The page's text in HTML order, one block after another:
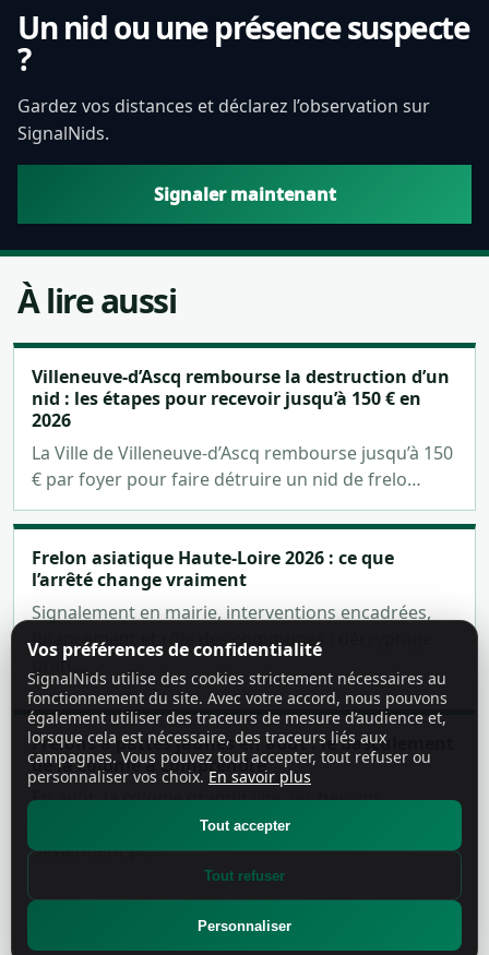
Un nid ou une présence suspecte
?
Gardez vos distances et déclarez l’observation sur
SignalNids.
Signaler maintenant
À lire aussi
Villeneuve-d’Ascq rembourse la destruction d’un
nid : les étapes pour recevoir jusqu’à 150 € en
2026
La Ville de Villeneuve-d’Ascq rembourse jusqu’à 150
€ par foyer pour faire détruire un nid de frelo…
Frelon asiatique Haute-Loire 2026 : ce que
l’arrêté change vraiment
Signalement en mairie, interventions encadrées,
financement et rôle des communes : décryptage
prati…
Frelons à pattes jaunes en août : le basculement
de la colonie à comprendre
En août, la colonie grandit vite, les besoins
alimentaires augmentent et les passages
deviennent pl…
Vos préférences de confidentialité
SignalNids utilise des cookies strictement nécessaires au
fonctionnement du site. Avec votre accord, nous pouvons
également utiliser des traceurs de mesure d’audience et,
lorsque cela est nécessaire, des traceurs liés aux
campagnes. Vous pouvez tout accepter, tout refuser ou
personnaliser vos choix. En savoir plus
Tout accepter
Tout refuser
Personnaliser